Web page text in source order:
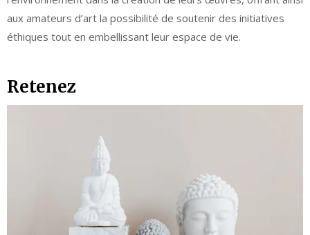
aux amateurs d’art la possibilité de soutenir des initiatives
éthiques tout en embellissant leur espace de vie.
Retenez